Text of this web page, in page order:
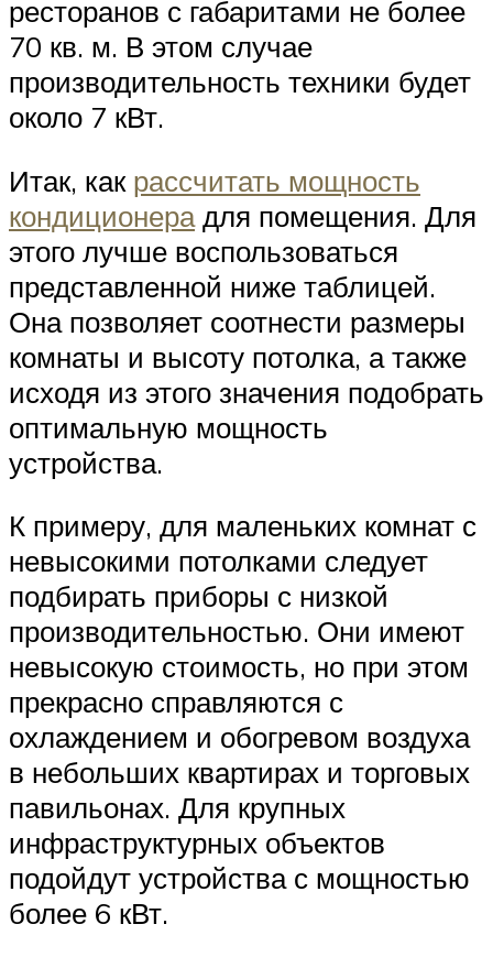
ресторанов с габаритами не более
70 кв. м. В этом случае
производительность техники будет
около 7 кВт.
Итак, как рассчитать мощность
кондиционерадля помещения. Для
этого лучше воспользоваться
представленной ниже таблицей.
Она позволяет соотнести размеры
комнаты и высоту потолка, а также
исходя из этого значения подобрать
оптимальную мощность
устройства.
К примеру, для маленьких комнат с
невысокими потолками следует
подбирать приборы с низкой
производительностью. Они имеют
невысокую стоимость, но при этом
прекрасно справляются с
охлаждением и обогревом воздуха
в небольших квартирах и торговых
павильонах. Для крупных
инфраструктурных объектов
подойдут устройства с мощностью
более 6 кВт.